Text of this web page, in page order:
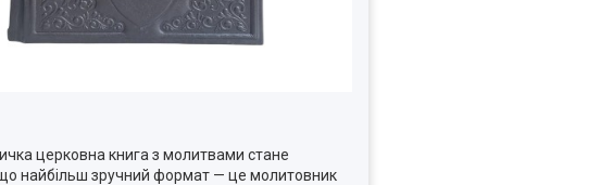
церковна книга з молитвами стане
що найбільш зручний формат — це молитовник